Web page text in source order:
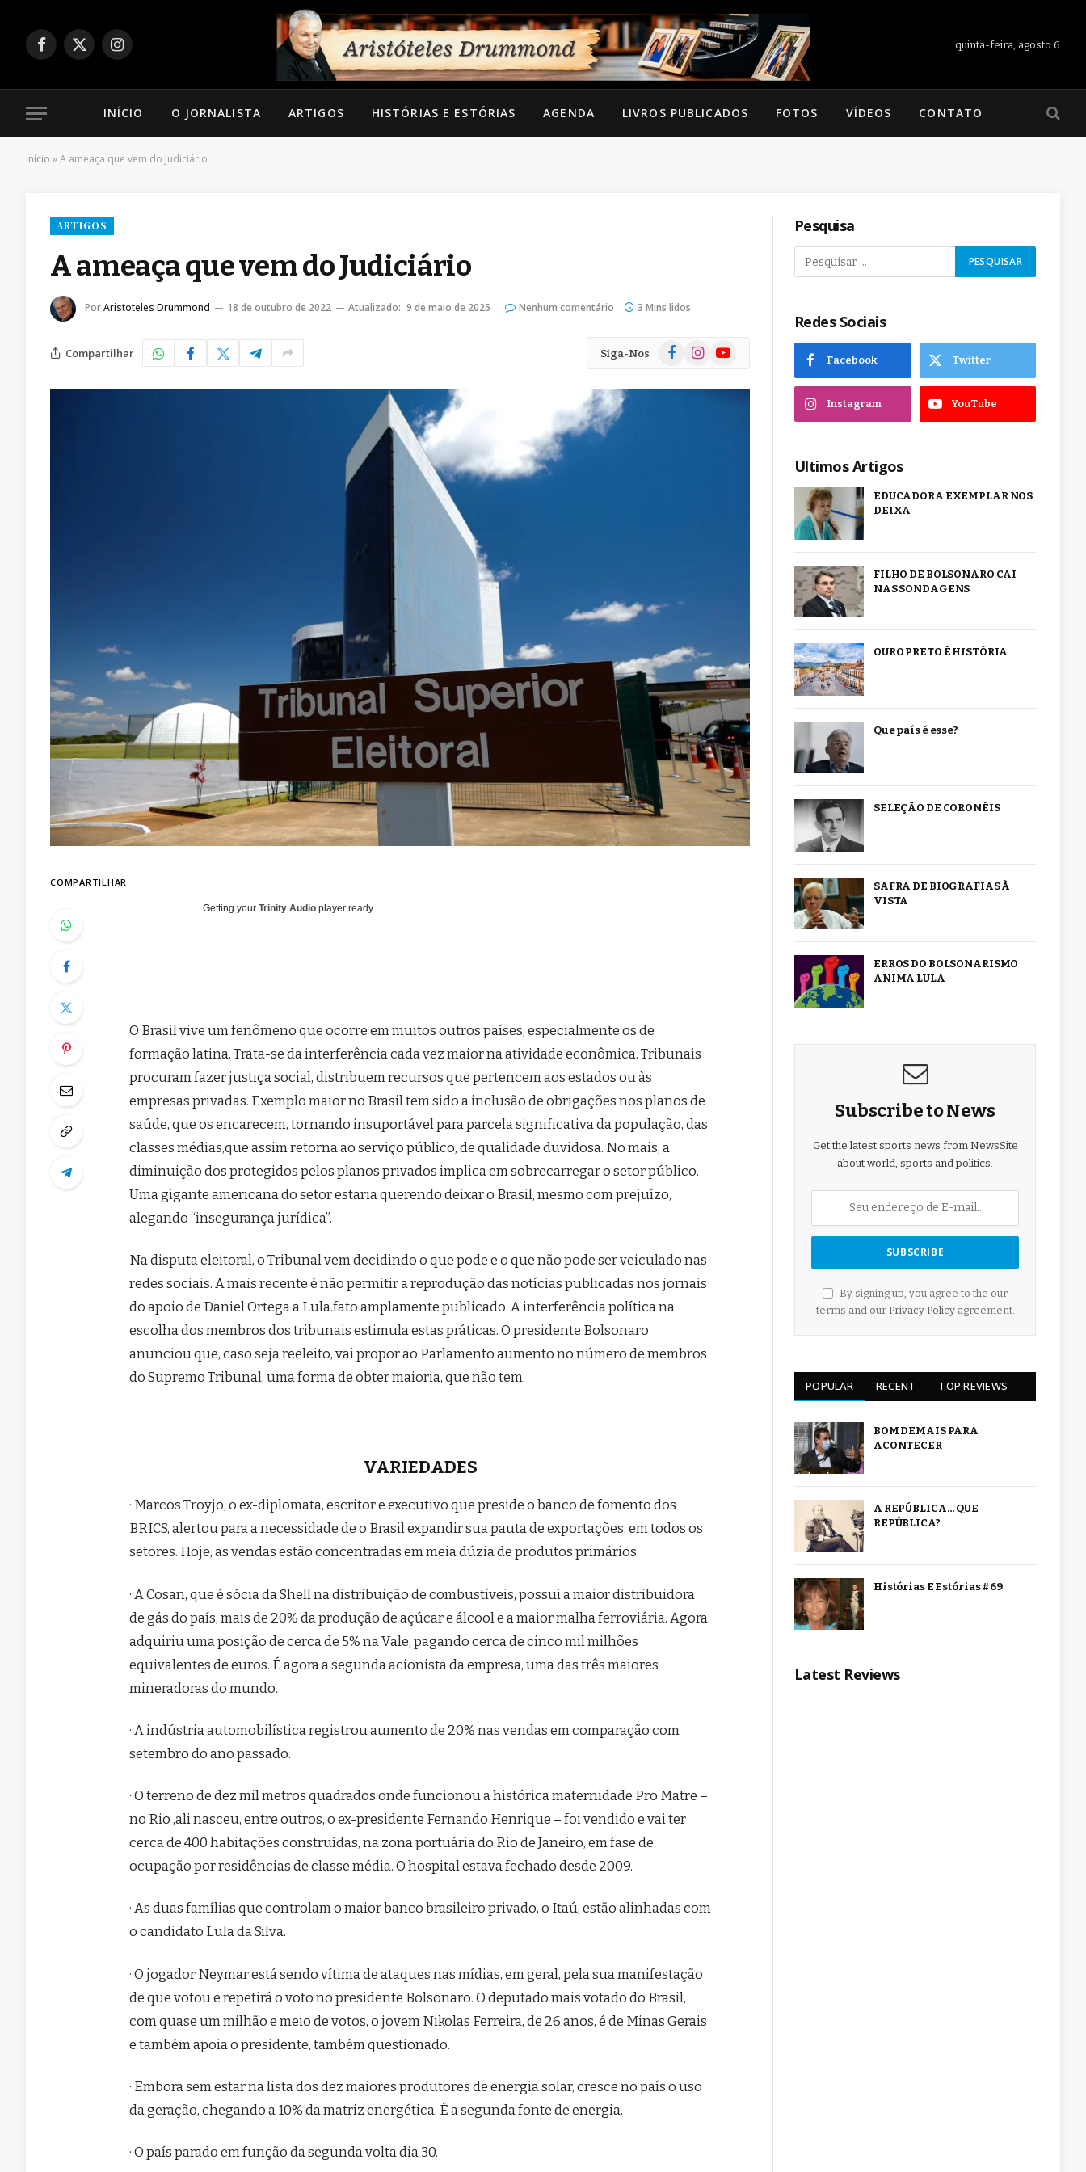
Facebook
X
Instagram
quinta-feira, agosto 6
INÍCIO O JORNALISTA ARTIGOS HISTÓRIAS E ESTÓRIAS AGENDA LIVROS PUBLICADOS FOTOS VÍDEOS CONTATO
Início »A ameaça que vem do Judiciário
ARTIGOS
A ameaça que vem do Judiciário
PorAristoteles Drummond 18 de outubro de 2022 Atualizado: 9 de maio de 2025 Nenhum comentário 3 Mins lidos
Compartilhar Siga-Nos FacebookInstagramYouTube
COMPARTILHAR
Getting yourTrinity Audio player ready...
O Brasil vive um fenômeno que ocorre em muitos outros países, especialmente os de
formação latina. Trata-se da interferência cada vez maior na atividade econômica. Tribunais
procuram fazer justiça social, distribuem recursos que pertencem aos estados ou às
empresas privadas. Exemplo maior no Brasil tem sido a inclusão de obrigações nos planos de
saúde, que os encarecem, tornando insuportável para parcela significativa da população, das
classes médias,que assim retorna ao serviço público, de qualidade duvidosa. No mais, a
diminuição dos protegidos pelos planos privados implica em sobrecarregar o setor público.
Uma gigante americana do setor estaria querendo deixar o Brasil, mesmo com prejuízo,
alegando “insegurança jurídica”.
Na disputa eleitoral, o Tribunal vem decidindo o que pode e o que não pode ser veiculado nas
redes sociais. A mais recente é não permitir a reprodução das notícias publicadas nos jornais
do apoio de Daniel Ortega a Lula.fato amplamente publicado. A interferência política na
escolha dos membros dos tribunais estimula estas práticas. O presidente Bolsonaro
anunciou que, caso seja reeleito, vai propor ao Parlamento aumento no número de membros
do Supremo Tribunal, uma forma de obter maioria, que não tem.
VARIEDADES
· Marcos Troyjo, o ex-diplomata, escritor e executivo que preside o banco de fomento dos
BRICS, alertou para a necessidade de o Brasil expandir sua pauta de exportações, em todos os
setores. Hoje, as vendas estão concentradas em meia dúzia de produtos primários.
· A Cosan, que é sócia da Shell na distribuição de combustíveis, possui a maior distribuidora
de gás do país, mais de 20% da produção de açúcar e álcool e a maior malha ferroviária. Agora
adquiriu uma posição de cerca de 5% na Vale, pagando cerca de cinco mil milhões
equivalentes de euros. É agora a segunda acionista da empresa, uma das três maiores
mineradoras do mundo.
· A indústria automobilística registrou aumento de 20% nas vendas em comparação com
setembro do ano passado.
· O terreno de dez mil metros quadrados onde funcionou a histórica maternidade Pro Matre –
no Rio ,ali nasceu, entre outros, o ex-presidente Fernando Henrique – foi vendido e vai ter
cerca de 400 habitações construídas, na zona portuária do Rio de Janeiro, em fase de
ocupação por residências de classe média. O hospital estava fechado desde 2009.
· As duas famílias que controlam o maior banco brasileiro privado, o Itaú, estão alinhadas com
o candidato Lula da Silva.
· O jogador Neymar está sendo vítima de ataques nas mídias, em geral, pela sua manifestação
de que votou e repetirá o voto no presidente Bolsonaro. O deputado mais votado do Brasil,
com quase um milhão e meio de votos, o jovem Nikolas Ferreira, de 26 anos, é de Minas Gerais
e também apoia o presidente, também questionado.
· Embora sem estar na lista dos dez maiores produtores de energia solar, cresce no país o uso
da geração, chegando a 10% da matriz energética. É a segunda fonte de energia.
· O país parado em função da segunda volta dia 30.
Pesquisa
Redes Sociais
Facebook Twitter
Instagram YouTube
Ultimos Artigos
EDUCADORA EXEMPLAR NOS
DEIXA
FILHO DE BOLSONARO CAI
NAS SONDAGENS
OURO PRETO É HISTÓRIA
Que país é esse?
SELEÇÃO DE CORONÉIS
SAFRA DE BIOGRAFIAS À
VISTA
ERROS DO BOLSONARISMO
ANIMA LULA
Subscribe to News
Get the latest sports news from NewsSite
about world, sports and politics.
By signing up, you agree to the our
terms and our Privacy Policyagreement.
POPULAR RECENT TOP REVIEWS
BOM DEMAIS PARA
ACONTECER
A REPÚBLICA… QUE
REPÚBLICA?
Histórias E Estórias #69
Latest Reviews